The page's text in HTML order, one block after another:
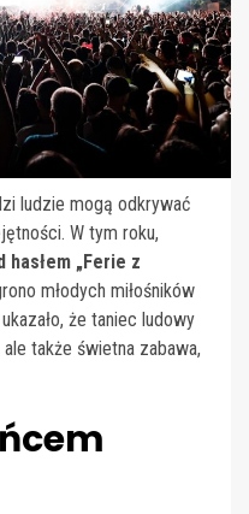
ludzie mogą odkrywać
W tym roku,
„Ferie z
młodych miłośników
że taniec ludowy
także świetna zabawa,